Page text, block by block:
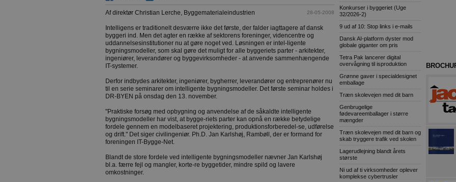
28-05-2008
Af direktør Christian Lerche, Byggematerialeindustrien
Intelligens er traditionelt desværre ikke det første, der falder iagttagere af dansk
byggeri ind. Men det agter en række af sektorens foreninger, videncentre og
uddannelsesinstitutioner nu at gøre noget ved. Løsningen er intel-ligente
bygningsmodeller, som skal gøre det muligt for alle byggeriets parter - arkitekter,
ingeniører, leverandører og byggevirksomheder - at anvende sammenhængende
IT-systemer.
Derfor indbydes arkitekter, ingeniører, bygherrer, leverandører og entreprenører nu
til en serie seminarer om intelligente bygningsmodeller. Det første seminar holdes i
DR-BYEN på onsdag den 13. november.
"Praktiske forsøg med opbygning og anvendelse af de såkaldte intelligente
bygningsmodeller har vist, at bygge-riets parter kan opnå en række betydelige
fordele gennem en modelbaseret projektering, produktionsforberedel-se, udførelse
og drift." Det siger civilingeniør. Ph.D. Jan Karlshøj, Rambøll, der er formand for
foreningen IT-Bygge-Net.
Blandt de store fordele ved intelligente bygningsmodeller nævner Jan Karlshøj
bl.a. færre fejl og mangler, korte-re byggetider, mindre spild og lavere
omkostninger.
Konkurser i byggeriet (Uge
32/2026-2)
9 ud af 10: Stop links i e-mails
Dansk AI-platform dyster mod
globale giganter om pris
Tetra Pak lancerer digital
overvågning til isproduktion
Grønne gaver i specialdesignet
emballage
Træn skolevejen med dit barn
Genbrugelige
fødevareemballager i større
mængder
Træn skolevejen med dit barn og
skab tryggere trafik ved skolen
Lagerudlejning blandt årets
største
Ni ud af ti virksomheder oplever
komplekse cybertrusler